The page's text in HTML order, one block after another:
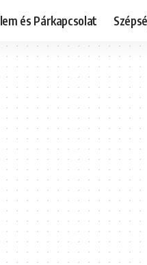
és Párkapcsolat